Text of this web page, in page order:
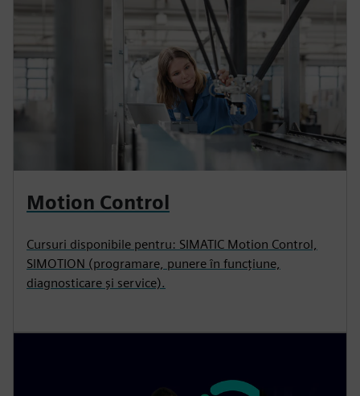
Motion Control
Cursuri disponibile pentru: SIMATIC Motion Control,
SIMOTION (programare, punere în funcțiune,
diagnosticare și service).